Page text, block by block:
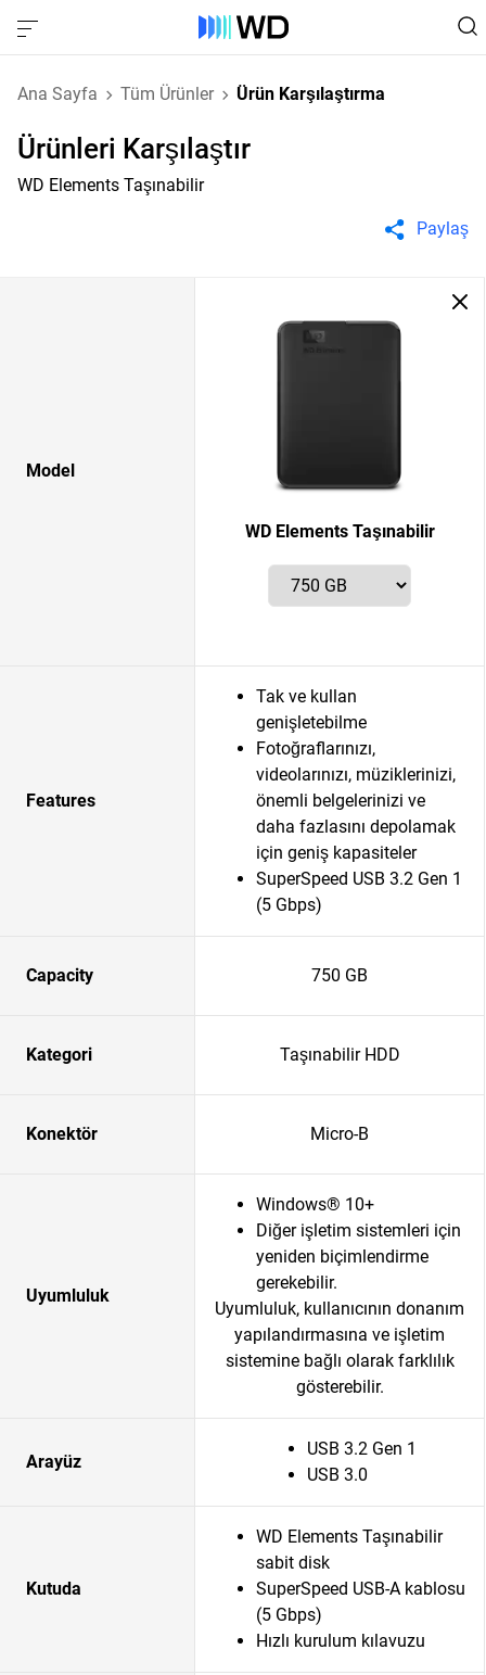
Ana Sayfa Tüm Ürünler Ürün Karşılaştırma
Ürünleri Karşılaştır
WD Elements Taşınabilir
Paylaş
Model
WD Elements Taşınabilir
Features
Tak ve kullan
genişletebilme
Fotoğraflarınızı,
videolarınızı, müziklerinizi,
önemli belgelerinizi ve
daha fazlasını depolamak
için geniş kapasiteler
SuperSpeed USB 3.2 Gen 1
(5 Gbps)
Capacity 750 GB
Kategori Taşınabilir HDD
Konektör Micro-B
Uyumluluk
Windows® 10+
Diğer işletim sistemleri için
yeniden biçimlendirme
gerekebilir.
Uyumluluk, kullanıcının donanım
yapılandırmasına ve işletim
sistemine bağlı olarak farklılık
gösterebilir.
Arayüz
USB 3.2 Gen 1
USB 3.0
Kutuda
WD Elements Taşınabilir
sabit disk
SuperSpeed USB-A kablosu
(5 Gbps)
Hızlı kurulum kılavuzu